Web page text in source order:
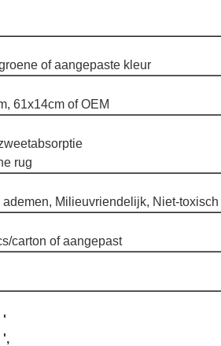
of aangepaste kleur
61x14cm of OEM
rug
ademen, Milieuvriendelijk, Niet-toxisch
carton of aangepast
'
',